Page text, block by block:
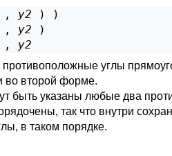
, y2 ) )
, y2 )
, y2
углы
во второй форме.
быть указаны любые два
так что внутри
в таком порядке.